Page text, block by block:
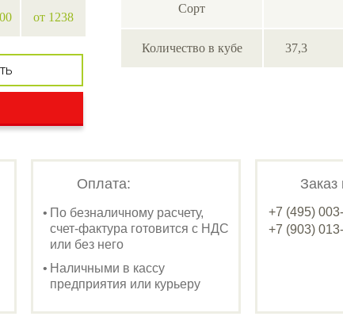
от 1238
Сорт
Количество в кубе 37,3
Оплата:
По безналичному расчету,
счет-фактура готовится с НДС
или без него
Наличными в кассу
предприятия или курьеру
+7 (495)
+7 (903)